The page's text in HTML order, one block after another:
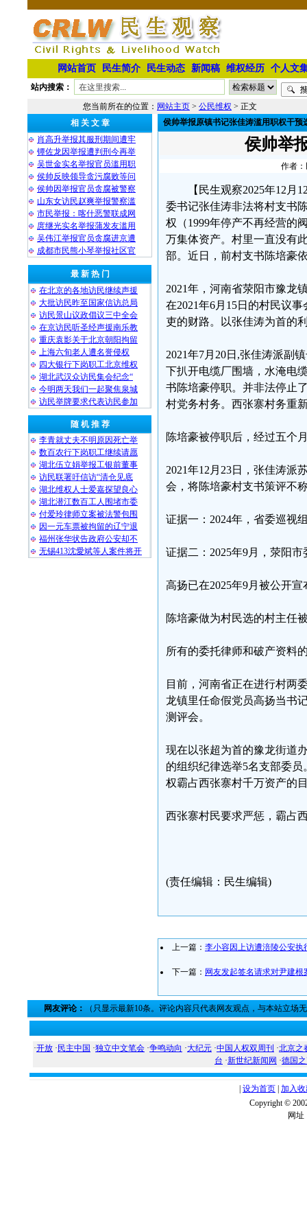
网站首页 民生简介 民生动态 新闻稿 维权经历 个人文
站内搜索：
您当前所在的位置： 网站主页 > 公民维权 > 正文
相 关 文 章
肖高升举报其服刑期间遭牢
镡佐龙因举报遭判刑今再举
吴世金实名举报官员滥用职
侯帅反映领导贪污腐败等问
侯帅因举报官员贪腐被警察
山东女访民赵爽举报警察滥
市民举报：喀什恶警联成网
庹继光实名举报蒲发友滥用
吴伟江举报官员贪腐进京遭
成都市民熊小琴举报社区官
最 新 热 门
在北京的各地访民继续声援
大批访民昨至国家信访总局
访民景山议政倡议三中全会
在京访民听圣经声援南乐教
重庆袁影关于北京朝阳拘留
上海六旬老人遭名誉侵权
四大银行下岗职工北京维权
湖北武汉众访民集会纪念“
今明两天我们一起聚焦泉城
访民举牌要求代表访民参加
随 机 推 荐
李青就丈夫不明原因死亡举
数百农行下岗职工继续请愿
湖北伍立娟举报工银前董事
访民联署吁信访“清仓见底
湖北维权人士爱嘉探望良心
湖北潜江数百工人围堵市委
付爱玲律师立案被法警包围
因一元车票被拘留的辽宁退
福州张华状告政府公安却不
无锡413沈愛斌等人案件将开
侯帅举报原镇书记张佳涛滥用职权干预
侯帅举
作者：
【民生观察2025年12
委书记张佳涛非法将村支书
权（1999年停产不再经营的
万集体资产。村里一直没有
部。近日，前村支书陈培豪
2021年，河南省荥阳市豫龙
在2021年6月15日的村民议
吏的财路。以张佳涛为首的
2021年7月20日,张佳涛派副
下扒开电缆厂围墙，水淹电
书陈培豪停职。并非法停止
村党务村务。西张寨村务重
陈培豪被停职后，经过五个
2021年12月23日，张佳涛派
会，将陈培豪村支书策评不
证据一：2024年，省委巡视
证据二：2025年9月，荥阳
高扬已在2025年9月被公开
陈培豪做为村民选的村主任
所有的委托律师和破产资料
目前，河南省正在进行村两
龙镇里任命假党员高扬当书
测评会。
现在以张超为首的豫龙街道
的组织纪律选举5名支部委
权霸占西张寨村千万资产的
西张寨村民要求严惩，霸占
(责任编辑：民生编辑)
上一篇： 李小容因上访遭涪陵公安执
下一篇： 网友发起签名请求对尹建根
网友评论： （只显示最新10条。评论内容只代表网友观点，与本站立场
·开放 · 民主中国 ·独立中文笔会 ·争鸣动向 ·大纪元 ·中国人权双周刊 ·北京之
台 ·新世纪新闻网 ·德国
设为首页 加入
Copyright ©
网址